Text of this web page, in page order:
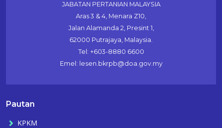
JABATAN PERTANIAN MALAYSIA
Aras 3 & 4, Menara Z10,
Jalan Alamanda 2, Presint 1,
62000 Putrajaya, Malaysia.
Tel: +603-8880 6600
Emel: lesen.bkrpb@doa.gov.my
Pautan
KPKM